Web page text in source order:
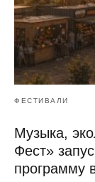
ФЕСТИВАЛИ
Музыка,
Фест»
программу